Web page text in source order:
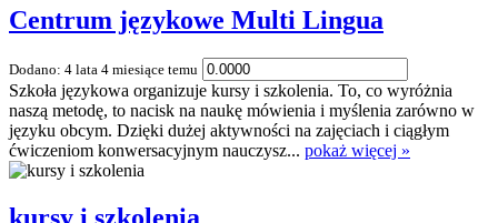
Centrum językowe Multi Lingua
Dodano: 4 lata 4 miesiące temu
Szkoła językowa organizuje kursy i szkolenia. To, co wyróżnia
naszą metodę, to nacisk na naukę mówienia i myślenia zarówno w
języku obcym. Dzięki dużej aktywności na zajęciach i ciągłym
ćwiczeniom konwersacyjnym nauczysz... pokaż więcej »